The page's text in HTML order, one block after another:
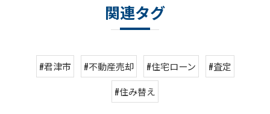
関連タグ
#君津市 #不動産売却 #住宅ローン
#査定
#住み替え